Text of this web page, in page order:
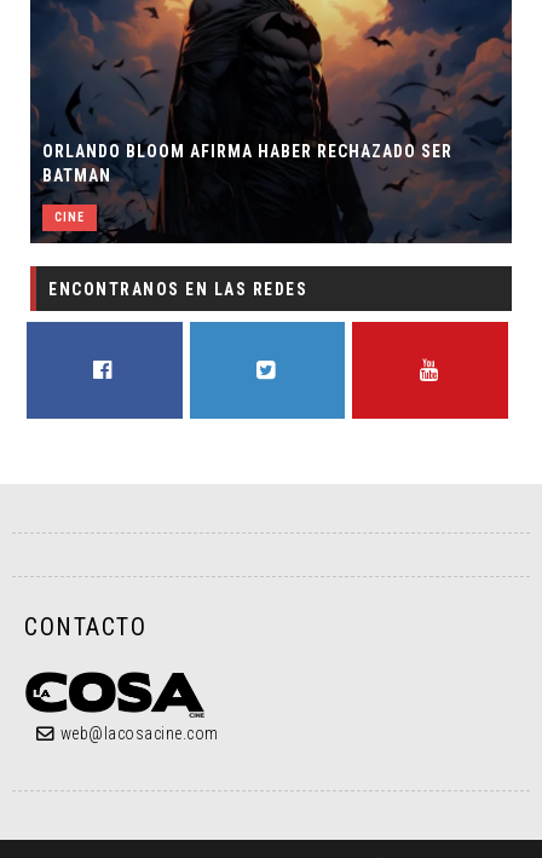
ORLANDO BLOOM AFIRMA HABER RECHAZADO SER
BATMAN
CINE
ENCONTRANOS EN LAS REDES
CONTACTO
web@lacosacine.com